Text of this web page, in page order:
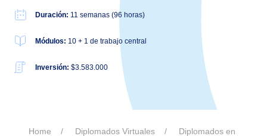
Duración: 11 semanas (96 horas)
Módulos: 10 + 1 de trabajo central
Inversión: $3.583.000
Home Diplomados Virtuales
Diplomados en